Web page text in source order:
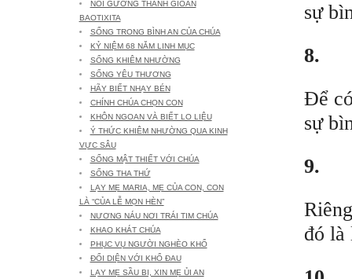
NOI GƯƠNG THÁNH GIOAN
BAOTIXITA
SỐNG TRONG BÌNH AN CỦA CHÚA
KỶ NIỆM 68 NĂM LINH MỤC
SỐNG KHIÊM NHƯỜNG
SỐNG YÊU THƯƠNG
HÃY BIẾT NHẠY BÉN
CHÍNH CHÚA CHỌN CON
KHÔN NGOAN VÀ BIẾT LO LIỆU
Ý THỨC KHIÊM NHƯỜNG QUA KINH
VỰC SÂU
SỐNG MẬT THIẾT VỚI CHÚA
SỐNG THA THỨ
LẠY MẸ MARIA, MẸ CỦA CON, CON
LÀ “CỦA LỄ MỌN HÈN”
NƯƠNG NÁU NƠI TRÁI TIM CHÚA
KHAO KHÁT CHÚA
PHỤC VỤ NGƯỜI NGHÈO KHỔ
ĐỐI DIỆN VỚI KHỔ ĐAU
LẠY MẸ SẦU BI, XIN MẸ ỦI AN
sự
8.
Để
sự
9.
đó là